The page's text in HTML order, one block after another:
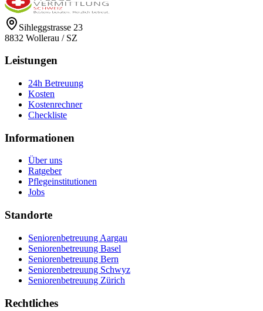
Sihleggstrasse 23
8832 Wollerau / SZ
Leistungen
24h Betreuung
Kosten
Kostenrechner
Checkliste
Informationen
Über uns
Ratgeber
Pflegeinstitutionen
Jobs
Standorte
Seniorenbetreuung Aargau
Seniorenbetreuung Basel
Seniorenbetreuung Bern
Seniorenbetreuung Schwyz
Seniorenbetreuung Zürich
Rechtliches